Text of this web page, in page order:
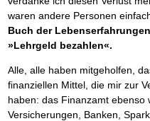
Ihren Zeitgewinn maximieren
GbR-Vertrag mit beschränkter
GbR als Einzelperson gründen
waren andere Personen
Buch der
»Lehrgeld bezahlen«.
Alle, alle haben mitgeholfen,
finanziellen Mittel, die mir zur
haben: das Finanzamt ebenso
Versicherungen, Banken,